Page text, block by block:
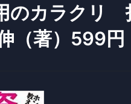
のカラクリ
（著）599円